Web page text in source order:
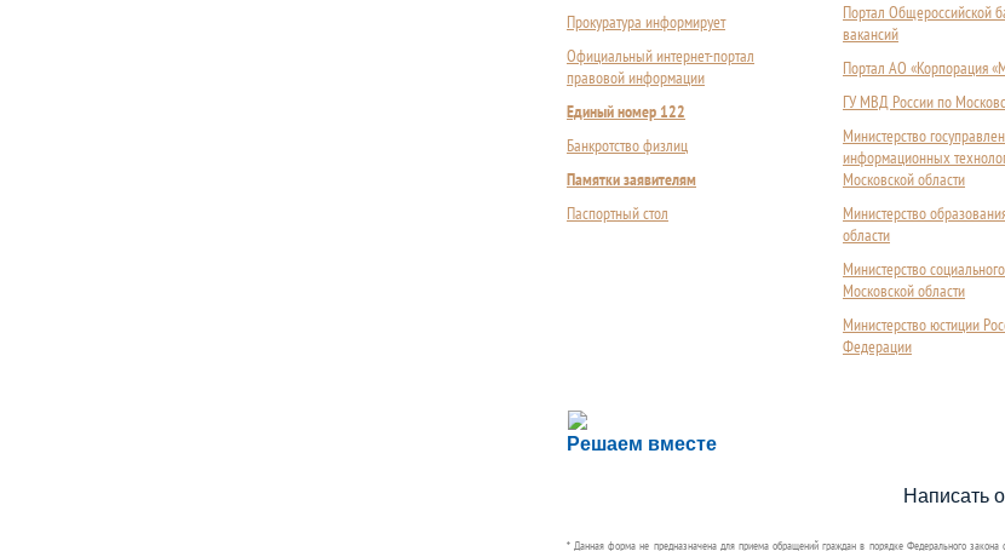
Прокуратура информирует
Официальный интернет-портал
правовой информации
Единый номер 122
Банкротство физлиц
Памятки заявителям
Паспортный стол
Портал Общероссийской
вакансий
Портал АО «Корпорация
ГУ МВД России по
Министерство
информационных
Московской области
Министерство
области
Министерство
Московской области
Министерство юстиции
Федерации
Решаем вместе
Сложности с получением социальной
Сообщите об этом
Написать
* Данная форма не предназначена для приема обращений граждан в порядке Федерального